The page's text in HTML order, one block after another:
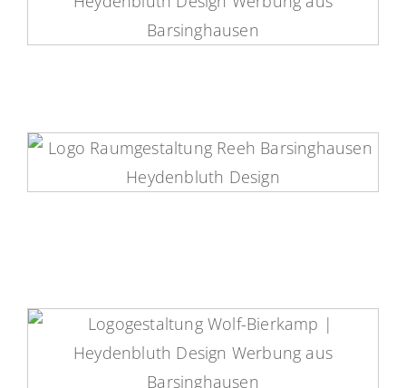
RehaLaatzen Logo
Raumgestaltung Reeh Logo
Wolf + Bierkamp Logo